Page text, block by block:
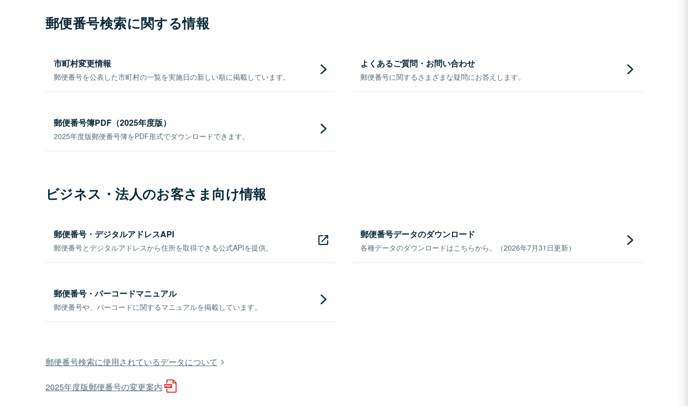
郵便番号検索に関する情報
市町村変更情報
郵便番号を公表した市町村の一覧を実施日の新しい順に掲載しています。
よくあるご質問・お問い合わせ
郵便番号に関するさまざまな疑問にお答えします。
郵便番号簿PDF（2025年度版）
2025年度版郵便番号簿をPDF形式でダウンロードできます。
ビジネス・法人のお客さま向け情報
郵便番号・デジタルアドレスAPI
郵便番号とデジタルアドレスから住所を取得できる公式APIを提供。
郵便番号データのダウンロード
各種データのダウンロードはこちらから。（2026年7月31日更新）
郵便番号・バーコードマニュアル
郵便番号や、バーコードに関するマニュアルを掲載しています。
郵便番号検索に使用されているデータについて
2025年度版郵便番号の変更案内